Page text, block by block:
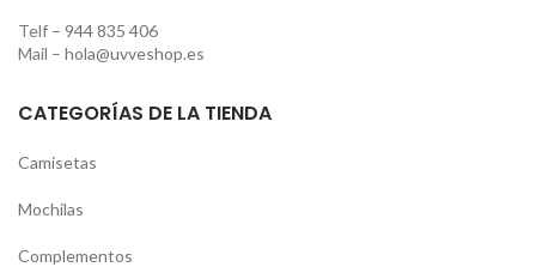
Telf – 944 835 406
Mail – hola@uvveshop.es
CATEGORÍAS DE LA TIENDA
Camisetas
Mochilas
Complementos